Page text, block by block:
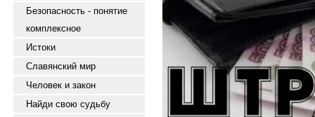
Безопасность - понятие
комплексное
Истоки
Славянский мир
Человек и закон
Найди свою судьбу